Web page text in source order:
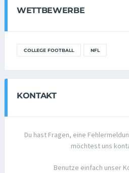
WETTBEWERBE
COLLEGE FOOTBALL NFL
KONTAKT
Du hast Fragen, eine
möchtest uns
Benutze einfach unser